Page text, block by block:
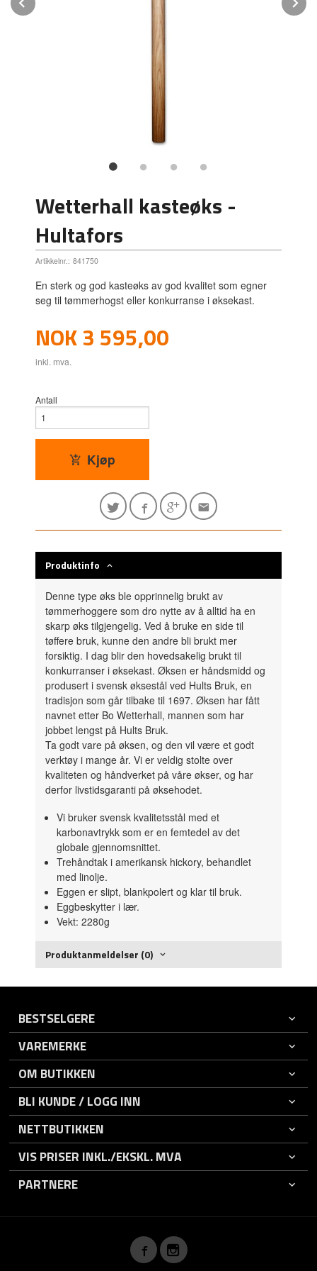
Wetterhall kasteøks -
Hultafors
Artikkelnr.: 841750
En sterk og god kasteøks av god kvalitet som egner
seg til tømmerhogst eller konkurranse i øksekast.
Pris
NOK3 595,00
inkl. mva.
Antall
Kjøp
Produktinfo
Denne type øks ble opprinnelig brukt av
tømmerhoggere som dro nytte av å alltid ha en
skarp øks tilgjengelig. Ved å bruke en side til
tøffere bruk, kunne den andre bli brukt mer
forsiktig. I dag blir den hovedsakelig brukt til
konkurranser i øksekast. Øksen er håndsmidd og
produsert i svensk øksestål ved Hults Bruk, en
tradisjon som går tilbake til 1697. Øksen har fått
navnet etter Bo Wetterhall, mannen som har
jobbet lengst på Hults Bruk.
Ta godt vare på øksen, og den vil være et godt
verktøy i mange år. Vi er veldig stolte over
kvaliteten og håndverket på våre økser, og har
derfor livstidsgaranti på øksehodet.
Vi bruker svensk kvalitetsstål med et
karbonavtrykk som er en femtedel av det
globale gjennomsnittet.
Trehåndtak i amerikansk hickory, behandlet
med linolje.
Eggen er slipt, blankpolert og klar til bruk.
Eggbeskytter i lær.
Vekt: 2280g
Produktanmeldelser (0)
BESTSELGERE
VAREMERKE
OM BUTIKKEN
BLI KUNDE / LOGG INN
NETTBUTIKKEN
VIS PRISER INKL./EKSKL. MVA
PARTNERE